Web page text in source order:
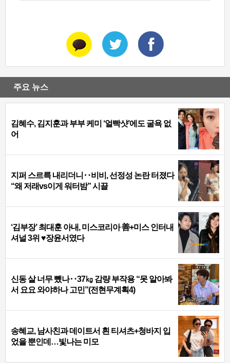
주요 뉴스
김혜수, 김지훈과 부부 케미 ‘얼빡샷’에도 굴욕 없
어
지퍼 스르륵 내리더니‥비비, 선정성 논란 터졌다
“왜 저래vs이게 워터밤” 시끌
‘김부장’ 최대훈 아내, 미스코리아 善+미스 인터내
셔널 3위 ♥장윤서였다
신동 살 너무 뺐나‥37㎏ 감량 부작용 “못 알아봐
서 요요 와야하나 고민”(전현무계획4)
송혜교, 남사친과 데이트서 흰 티셔츠+청바지 입
었을 뿐인데…빛나는 미모